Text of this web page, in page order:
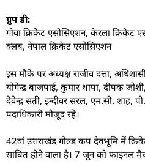
ग्रुप डी:
गोवा क्रिकेट एसोसिएशन, केरला क्रिकेट
क्लब, नेपाल क्रिकेट एसोसिएशन
इस मौके पर अध्यक्ष राजीव दत्ता,
योगेन्द्र बाजपाई, कुमार थापा, दीपक
देवेन्द्र सती, इन्दीवर सरल, एम.सी. शाह,
पदाधिकारी मौजूद रहे।
42वां उत्तराखंड गोल्ड कप देवभूमि में
साबित होने वाला है। 7 जून को फाइनल